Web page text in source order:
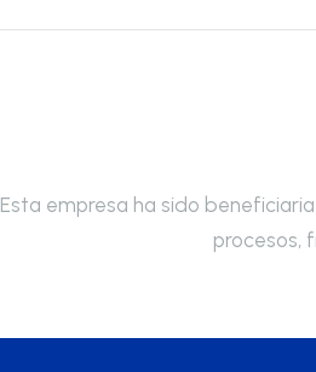
Esta empresa ha sido
procesos,